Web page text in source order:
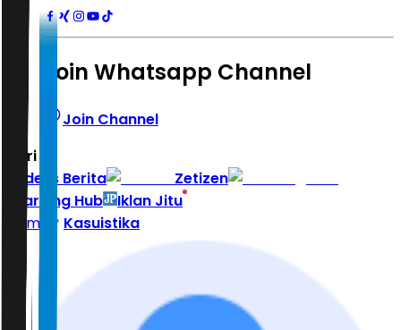
Join Whatsapp Channel
Join Channel
Hari ini
Indeks Berita
Zetizen
Learning Hub
Iklan Jitu
Home
Kasuistika